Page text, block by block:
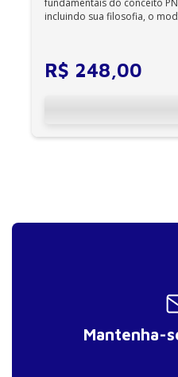
dispositivos Kindle,
fundamentais do conceito
incluindo sua filosofia, o
R$ 248,00
Mantenha-